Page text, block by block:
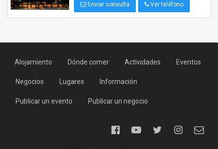
Enviar consulta Ver teléfono
Alojamiento Dónde comer Actividades Eventos
Negocios Lugares Información
Publicar un evento Publicar un negocio